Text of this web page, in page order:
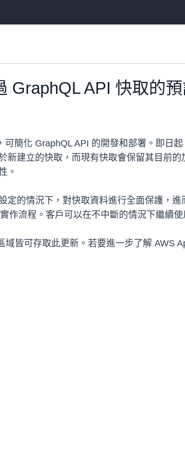
GraphQL API 快取的
可簡化 GraphQL API 的開發和部署。即日
新建立的快取，而現有快取會保留其目前
。
定的情況下，對快取資料進行全面保護，
作流程。客戶可以在不中斷的情況下繼續
域皆可存取此更新。若要進一步了解 AWS